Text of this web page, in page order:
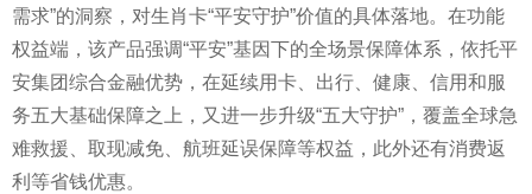
需求”的洞察，对生肖卡“平安守护”价值的具体落地。在功能
权益端，该产品强调“平安”基因下的全场景保障体系，依托平
安集团综合金融优势，在延续用卡、出行、健康、信用和服
务五大基础保障之上，又进一步升级“五大守护”，覆盖全球急
难救援、取现减免、航班延误保障等权益，此外还有消费返
利等省钱优惠。